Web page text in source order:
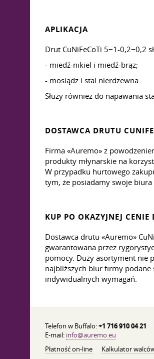
APLIKACJA
Drut CuNiFeCoTi 5−1-0,2−0,2
- miedź-nikiel i miedź-brąz;
- mosiądz i stal nierdzewna.
Służy również do napawania
DOSTAWCA DRUTU
Firma «Auremo» z
produkty młynarskie na
W przypadku hurtowego
tym, że posiadamy swoje
KUP PO OKAZYJNEJ
Dostawca drutu «Auremo»
gwarantowana przez
pomocy. Duży asortyment nie
najbliższych biur firmy podane
indywidualnych wymagań.
Telefon w Buffalo:+1 716 910 04 21
E-mail: info@auremo.eu
Płatność on-line
Kalkulator